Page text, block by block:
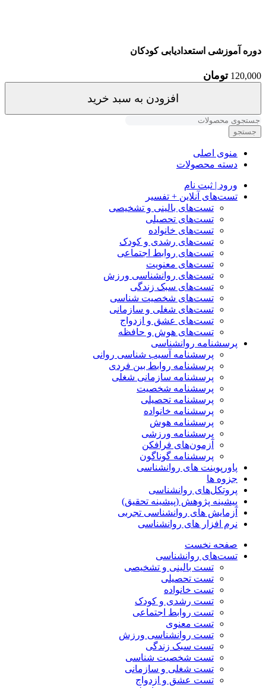
دوره آموزشی استعدادیابی کودکان
120,000 تومان
افزودن به سبد خرید
جستجو
منوی اصلی
دسته محصولات
ورود | ثبت نام
تست‌های آنلاین + تفسیر
تست‌های بالینی و تشخیصی
تست‌های تحصیلی
تست‌های خانواده
تست‌های رشدی و کودک
تست‌های روابط اجتماعی
تست‌های معنویت
تست‌های روانشناسی ورزش
تست‌های سبک زندگی
تست‌های شخصیت شناسی
تست‌های شغلی و سازمانی
تست‌های عشق و ازدواج
تست‌های هوش و حافظه
پرسشنامه روانشناسی
پرسشنامه آسیب شناسی روانی
پرسشنامه روابط بین فردی
پرسشنامه سازمانی شغلی
پرسشنامه شخصیت
پرسشنامه تحصیلی
پرسشنامه خانواده
پرسشنامه هوش
پرسشنامه ورزشی
آزمون‌های فرافکن
پرسشنامه گوناگون
پاورپوینت های روانشناسی
جزوه ها
پروتکل‌های روانشناسی
پیشینه پژوهش (پیشینه تحقیق)
آزمایش های روانشناسی تجربی
نرم افزار های روانشناسی
صفحه نخست
تست‌های روانشناسی
تست بالینی و تشخیصی
تست تحصیلی
تست خانواده
تست رشدی و کودک
تست روابط اجتماعی
تست معنوی
تست روانشناسی ورزش
تست سبک زندگی
تست شخصیت شناسی
تست شغلی و سازمانی
تست عشق و ازدواج